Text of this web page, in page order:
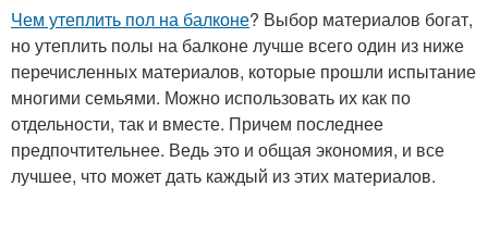
Чем утеплить пол на балконе? Выбор материалов богат,
но утеплить полы на балконе лучше всего один из ниже
перечисленных материалов, которые прошли испытание
многими семьями. Можно использовать их как по
отдельности, так и вместе. Причем последнее
предпочтительнее. Ведь это и общая экономия, и все
лучшее, что может дать каждый из этих материалов.